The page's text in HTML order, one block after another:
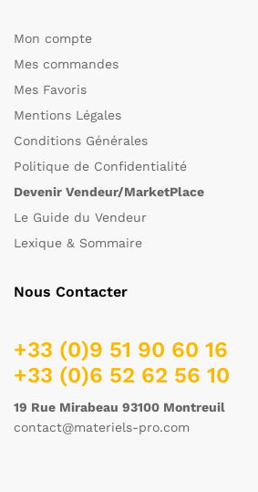
Mon compte
Mes commandes
Mes Favoris
Mentions Légales
Conditions Générales
Politique de Confidentialité
Devenir Vendeur/MarketPlace
Le Guide du Vendeur
Lexique & Sommaire
Nous Contacter
+33 (0)9 51 90 60 16
+33 (0)6 52 62 56 10
19 Rue Mirabeau 93100 Montreuil
contact@materiels-pro.com